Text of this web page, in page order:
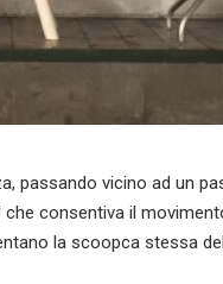
passando vicino ad un
consentiva il
la scoopca stessa